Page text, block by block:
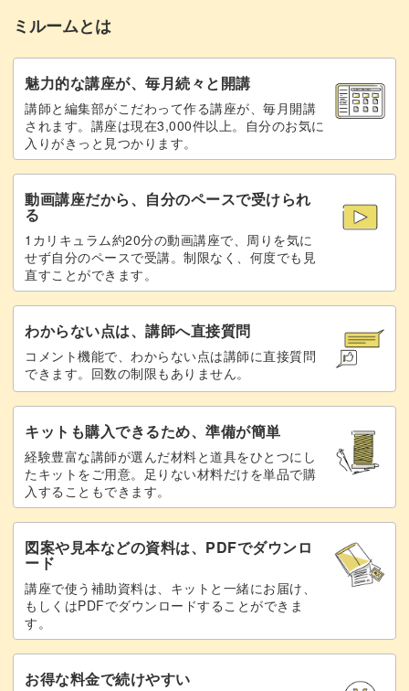
自信がない方も、動画を確認しながら自分のペースで進め
完成する頃にはお洋服づくりのスキルが確実にアップして
いますよ♪
素敵なできあがりに大きな達成感を感じていただけるかと
思います！
大切なドールを想いながら、自身の裁縫技術も高めていけ
るこの講座。
ドールがもっと可愛くなるオリジナルブラウスで、毎日を
充実させてみませんか？
ミルームとは
魅力的な講座が、毎月続々と開講
講師と編集部がこだわって作る講座が、毎月開講
されます。講座は現在3,000件以上。自分のお気に
入りがきっと見つかります。
動画講座だから、自分のペースで受けられ
る
1カリキュラム約20分の動画講座で、周りを気に
せず自分のペースで受講。制限なく、何度でも見
直すことができます。
わからない点は、講師へ直接質問
コメント機能で、わからない点は講師に直接質問
できます。回数の制限もありません。
キットも購入できるため、準備が簡単
経験豊富な講師が選んだ材料と道具をひとつにし
たキットをご用意。足りない材料だけを単品で購
入することもできます。
図案や見本などの資料は、PDFでダウンロ
ード
講座で使う補助資料は、キットと一緒にお届け、
もしくはPDFでダウンロードすることができま
す。
お得な料金で続けやすい